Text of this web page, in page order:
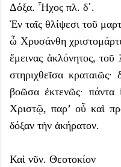
Δόξα. Ἦχος πλ. δ΄.
Ἐν ταῖς θλίψεσι τοῦ
ὦ Χρυσάνθη
ἔμεινας ἀκλόνητος,
στηριχθεῖσα
βοῶσα ἐκτενῶς·
Χριστῷ, παρ’ οὗ καὶ
δόξαν τὴν ἀκήρατον.
Καὶ νῦν. Θεοτοκίον